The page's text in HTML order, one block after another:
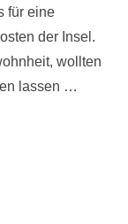
für eine
der Insel.
wollten
lassen …
–